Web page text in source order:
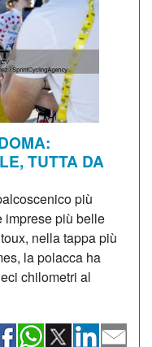
TUTTA DA
più
imprese più belle
nella tappa più
la polacca ha
chilometri al